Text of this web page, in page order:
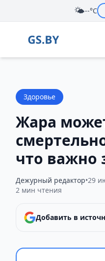
🌤️--°C
Здоровье
Жара
что важно
Дежурный редактор•29
2 мин чтения
Добавить в